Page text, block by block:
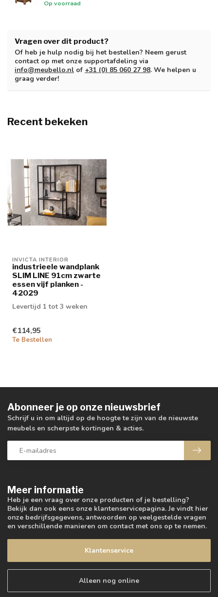
Op voorraad
Vragen over dit product?
Of heb je hulp nodig bij het bestellen? Neem gerust
contact op met onze supportafdeling via
info@meubello.nl of +31 (0) 85 060 27 98. We helpen u
graag verder!
Recent bekeken
INVICTA INTERIOR
industrieele wandplank
SLIM LINE 91cm zwarte
essen vijf planken -
42029
Levertijd 1 tot 3 weken
€114,95
Te Bestellen
Meer informatie
Heb je een vraag over onze producten of je bestelling?
Bekijk dan ook eens onze klantenservicepagina. Je vindt hier
onze bedrijfsgegevens, antwoorden op veelgestelde vragen
en verschillende manieren om contact met ons op te nemen.
Klantenservice
Alleen nog online
Abonneer je op onze nieuwsbrief
Schrijf u in om altijd op de hoogte te zijn van de nieuwste
meubels en scherpste kortingen & acties.